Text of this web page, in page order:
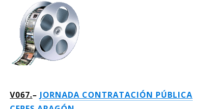
V067.– JORNADA CONTRATACIÓN PÚBLICA